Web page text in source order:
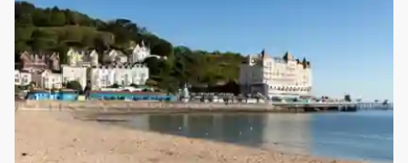
Marine Hotel - Llandudno
Ved afrejse 29/6 og 27/7